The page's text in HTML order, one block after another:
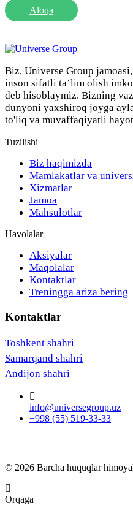
Aloqa
Biz, Universe Group
inson sifatli ta’lim olish
deb hisoblaymiz. Bizning
dunyoni yaxshiroq joyga
to'liq va muvaffaqiyatli
Tuzilishi
Biz haqimizda
Mamlakatlar va
Xizmatlar
Jamoa
Mahsulotlar
Havolalar
Aksiyalar
Maqolalar
Kontaktlar
Treningga ariza bering
Kontaktlar
Toshkent shahri
Samarqand shahri
Andijon shahri
info@universegroup.uz
+998 (55) 519-33-33
© 2026 Barcha huquqlar
Orqaga